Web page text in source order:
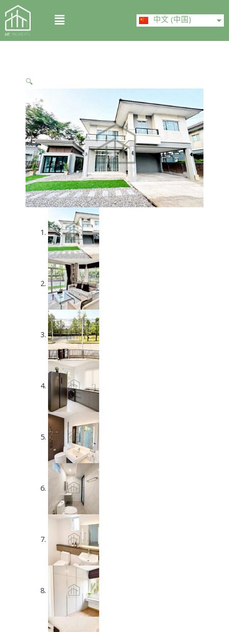
Skip
to
content
Menu 中文 (中国)
English
🔍